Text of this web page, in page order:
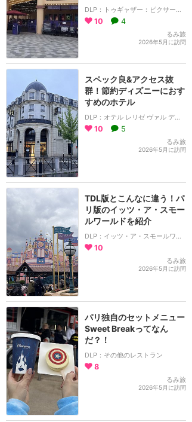
DLP：トゥギャザー：ピクサー・ミュージカル・アドベンチャー
10 4
るみ旅
2026年5月に訪問
スペック良&アクセス抜
群！節約ディズニーにおす
すめのホテル
DLP：オテル レリゼ ヴァル デューロップ
10 5
るみ旅
2026年5月に訪問
TDL版とこんなに違う！パ
リ版のイッツ・ア・スモー
ルワールドを紹介
DLP：イッツ・ア・スモールワールド
10
るみ旅
2026年5月に訪問
パリ独自のセットメニュー
Sweet Breakってなん
だ？！
DLP：その他のレストラン
8
るみ旅
2026年5月に訪問